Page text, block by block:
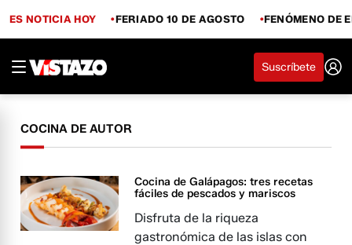
ES NOTICIA HOY FERIADO 10 DE AGOSTO FENÓMENO DE
Suscríbete
COCINA DE AUTOR
Cocina de Galápagos: tres recetas
fáciles de pescados y mariscos
Disfruta de la riqueza
gastronómica de las islas con